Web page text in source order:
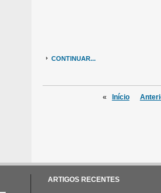
CONTINUAR...
« Início
ARTIGOS RECENTES